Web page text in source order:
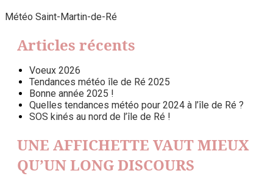
Météo Saint-Martin-de-Ré
Articles récents
Voeux 2026
Tendances météo île de Ré 2025
Bonne année 2025 !
Quelles tendances météo pour 2024 à l’île de Ré ?
SOS kinés au nord de l’île de Ré !
UNE AFFICHETTE VAUT MIEUX
QU’UN LONG DISCOURS